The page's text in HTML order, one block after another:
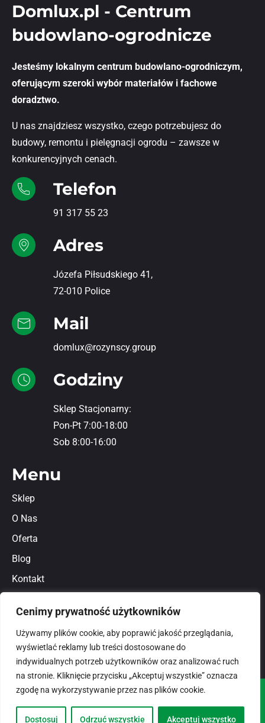
Cenimy prywatność użytkowników
Używamy plików cookie, aby poprawić jakość przeglądania,
wyświetlać reklamy lub treści dostosowane do
indywidualnych potrzeb użytkowników oraz analizować ruch
na stronie. Kliknięcie przycisku „Akceptuj wszystkie” oznacza
zgodę na wykorzystywanie przez nas plików cookie.
Dostosuj Odrzuć wszystkie Akceptuj wszystko
Domlux.pl - Centrum
budowlano-ogrodnicze
Jesteśmy lokalnym centrum budowlano-ogrodniczym,
oferującym szeroki wybór materiałów i fachowe
doradztwo.
U nas znajdziesz wszystko, czego potrzebujesz do
budowy, remontu i pielęgnacji ogrodu – zawsze w
konkurencyjnych cenach.
Telefon
91 317 55 23
Adres
Józefa Piłsudskiego 41,
72-010 Police
Mail
domlux@rozynscy.group
Godziny
Sklep Stacjonarny:
Pon-Pt 7:00-18:00
Sob 8:00-16:00
Menu
Sklep
O Nas
Oferta
Blog
Kontakt
Polityka prywatności
© 2026domlux.plZaprojektowany przez: